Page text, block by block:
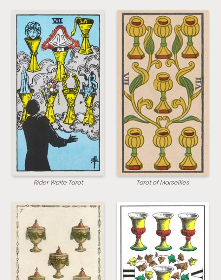
Rider Waite Tarot Tarot of Marseilles